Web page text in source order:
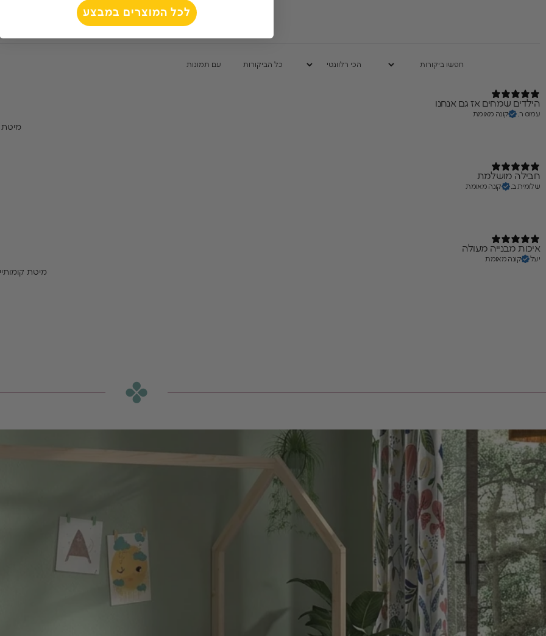
עם תמונות
הילדים שמחים אז גם אנחנו
עמוס ר. קונה מאומת
מיטת
חבילה מושלמת
שלומית ב. קונה מאומת
איכות מבנייה מעולה
יעל קונה מאומת
מיטת
לכל המוצרים במבצע